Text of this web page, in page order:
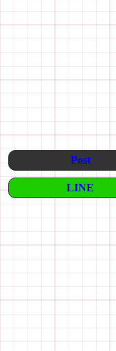
Post
LINE